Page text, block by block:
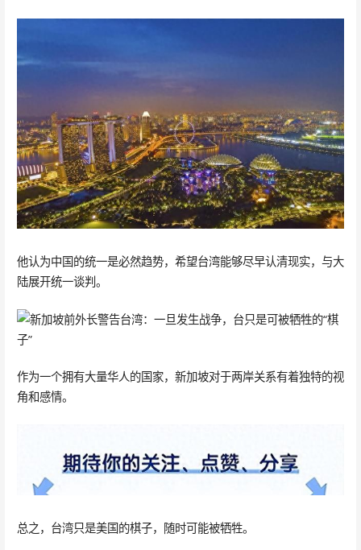
他认为中国的统一是必然趋势，希望台湾能够尽早认清现实，与大
陆展开统一谈判。
作为一个拥有大量华人的国家，新加坡对于两岸关系有着独特的视
角和感情。
总之，台湾只是美国的棋子，随时可能被牺牲。